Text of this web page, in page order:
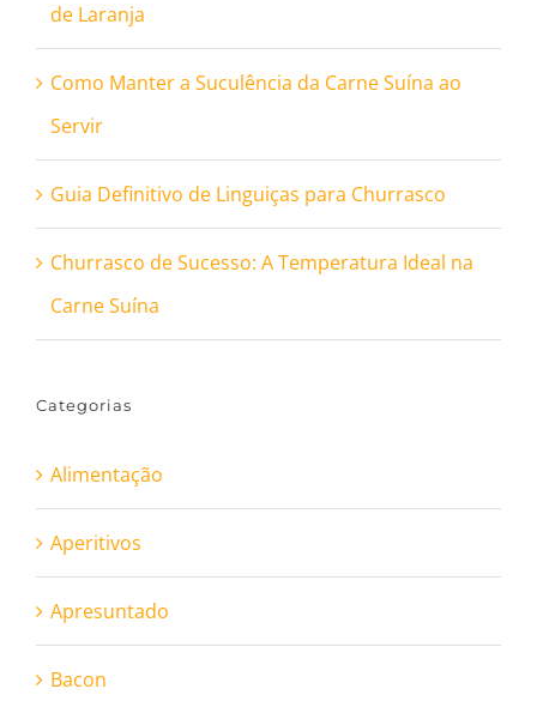
de Laranja
Como Manter a Suculência da Carne Suína ao
Servir
Guia Definitivo de Linguiças para Churrasco
Churrasco de Sucesso: A Temperatura Ideal na
Carne Suína
Categorias
Alimentação
Aperitivos
Apresuntado
Bacon